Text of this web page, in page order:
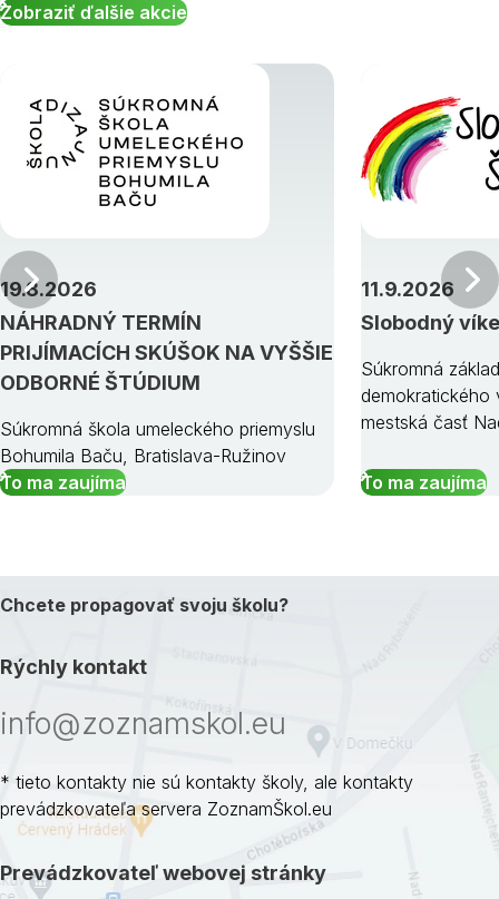
Zobraziť ďalšie akcie
NÁHRADNÝ TERMÍN
PRIJÍMACÍCH SKÚŠOK NA VYŠŠIE
ODBORNÉ ŠTÚDIUM
19.8.2026
Súkromná škola umeleckého priemyslu
Bohumila Baču, Bratislava-Ružinov
To ma zaujíma
Slobodný
11.9.2026
Súkromná
demokratického
mestská časť
To ma zaujíma
Predchádzajúci
Chcete propagovať svoju školu?
Rýchly kontakt
info@zoznamskol.eu
* tieto kontakty nie sú kontakty školy, ale kontakty
prevádzkovateľa servera ZoznamŠkol.eu
Prevádzkovateľ webovej stránky